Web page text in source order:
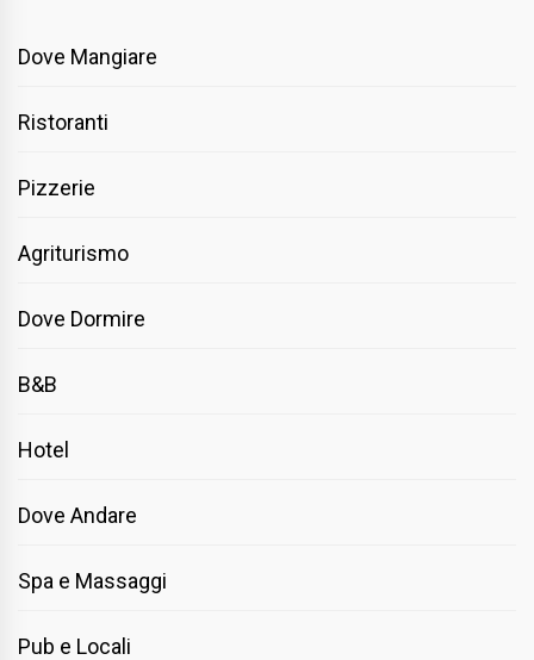
Dove Mangiare
Ristoranti
Pizzerie
Agriturismo
Dove Dormire
B&B
Hotel
Dove Andare
Spa e Massaggi
Pub e Locali